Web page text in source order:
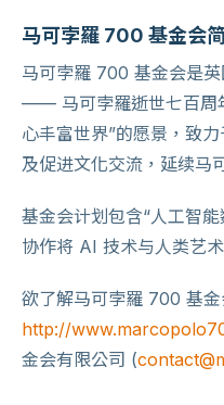
马可孛羅 700 基金会
马可孛羅 700 基金会是
—— 马可孛羅逝世七百周
心丰富世界”的愿景，致
及促进文化交流，延续马
基金会计划包含“人工智
协作将 AI 技术与人类艺
欲了解马可孛羅 700 基
http://
金会有限公司 (